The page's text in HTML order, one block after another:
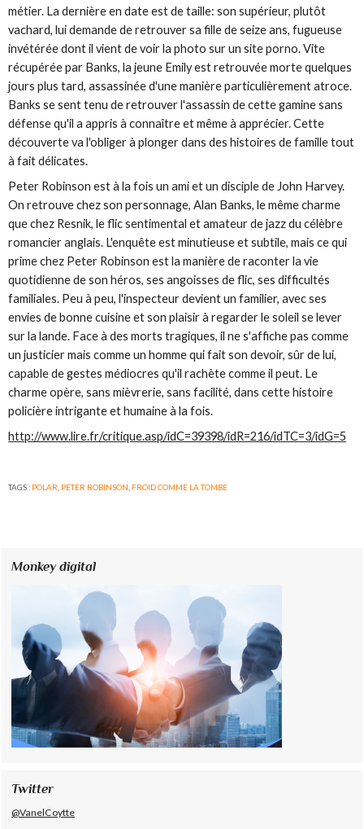
métier. La dernière en date est de taille: son supérieur, plutôt
vachard, lui demande de retrouver sa fille de seize ans, fugueuse
invétérée dont il vient de voir la photo sur un site porno. Vite
récupérée par Banks, la jeune Emily est retrouvée morte quelques
jours plus tard, assassinée d'une manière particulièrement atroce.
Banks se sent tenu de retrouver l'assassin de cette gamine sans
défense qu'il a appris à connaître et même à apprécier. Cette
découverte va l'obliger à plonger dans des histoires de famille tout
à fait délicates.
Peter Robinson est à la fois un ami et un disciple de John Harvey.
On retrouve chez son personnage, Alan Banks, le même charme
que chez Resnik, le flic sentimental et amateur de jazz du célèbre
romancier anglais. L'enquête est minutieuse et subtile, mais ce qui
prime chez Peter Robinson est la manière de raconter la vie
quotidienne de son héros, ses angoisses de flic, ses difficultés
familiales. Peu à peu, l'inspecteur devient un familier, avec ses
envies de bonne cuisine et son plaisir à regarder le soleil se lever
sur la lande. Face à des morts tragiques, il ne s'affiche pas comme
un justicier mais comme un homme qui fait son devoir, sûr de lui,
capable de gestes médiocres qu'il rachète comme il peut. Le
charme opère, sans mièvrerie, sans facilité, dans cette histoire
policière intrigante et humaine à la fois.
http://www.lire.fr/critique.asp/idC=39398/idR=216/idTC=3/idG=5
TAGS : POLAR PETER ROBINSON FROID COMME LA TOMBE
Monkey digital
Twitter
@VanelCoytte